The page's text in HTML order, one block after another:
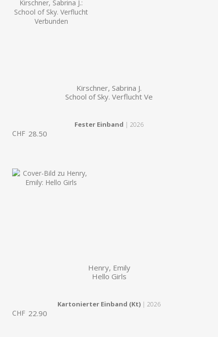
Kirschner, Sabrina J.
School of Sky. Verflucht Ve
Fester Einband | 2026
CHF 28.50
Henry, Emily
Hello Girls
Kartonierter Einband (Kt) | 2026
CHF 22.90